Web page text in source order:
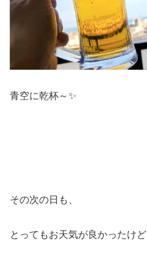
青空に乾杯～✨
その次の日も、
とってもお天気が良かったけど